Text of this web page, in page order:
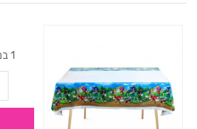
1 במארז